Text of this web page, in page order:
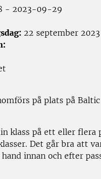
- 2023-09-29
22 september 2023
på plats på Baltic
klass på ett eller flera
Det går bra att
hand innan och efter